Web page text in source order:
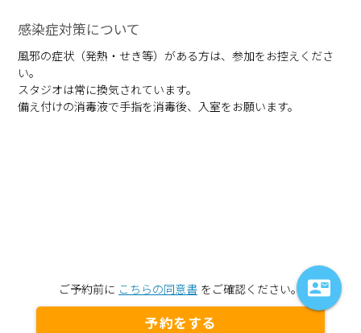
ご予約前に こちらの同意書 をご確認ください。
予約をする
感染症対策について
風邪の症状（発熱・せき等）がある方は、参加をお控えくださ
い。
スタジオは常に換気されています。
備え付けの消毒液で手指を消毒後、入室をお願います。
contact_mail